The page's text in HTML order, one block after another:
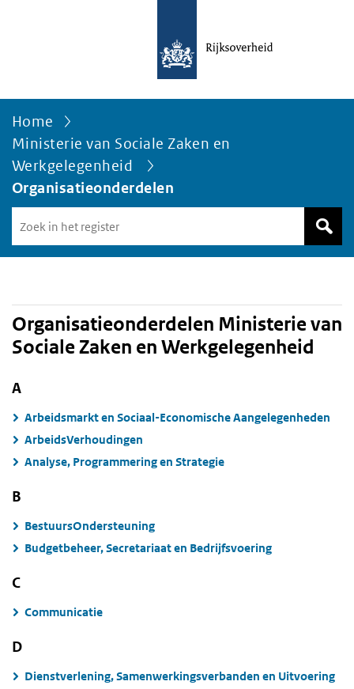
Home
Ministerie van Sociale Zaken en
Werkgelegenheid
Organisatieonderdelen
in
het
Avgregisterrijksoverheid.nl
Organisatieonderdelen Ministerie van
Sociale Zaken en Werkgelegenheid
A
Arbeidsmarkt en Sociaal-Economische Aangelegenheden
ArbeidsVerhoudingen
Analyse, Programmering en Strategie
B
BestuursOndersteuning
Budgetbeheer, Secretariaat en Bedrijfsvoering
C
Communicatie
D
Dienstverlening, Samenwerkingsverbanden en Uitvoering